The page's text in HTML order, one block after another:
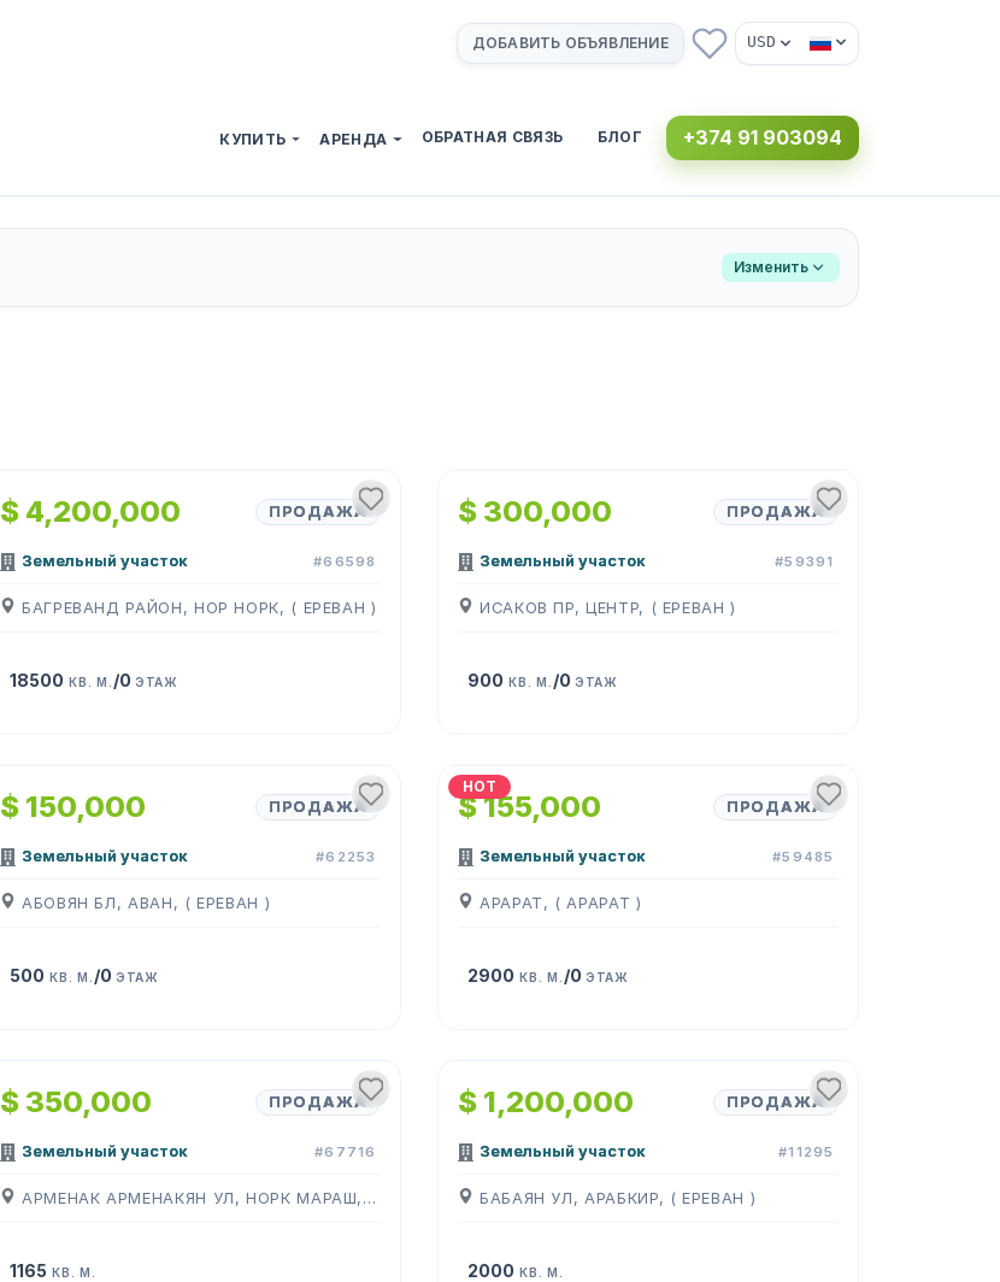
ДОБАВИТЬ ОБЪЯВЛЕНИЕ USD
КУПИТЬ АРЕНДА ОБРАТНАЯ СВЯЗЬ БЛОГ +374 91 903094
Изменить
$ 4,200,000 ПРОДАЖА
Земельный участок #66598
БАГРЕВАНД РАЙОН, НОР НОРК, ( ЕРЕВАН )
18500 КВ. М. /0 ЭТАЖ
$ 300,000 ПРОДАЖА
Земельный участок #59391
ИСАКОВ ПР, ЦЕНТР, ( ЕРЕВАН )
900 КВ. М. /0 ЭТАЖ
$ 150,000 ПРОДАЖА
Земельный участок #62253
АБОВЯН БЛ, АВАН, ( ЕРЕВАН )
500 КВ. М. /0 ЭТАЖ
HOT
$ 155,000 ПРОДАЖА
Земельный участок #59485
АРАРАТ, ( АРАРАТ )
2900 КВ. М. /0 ЭТАЖ
$ 350,000 ПРОДАЖА
Земельный участок #67716
АРМЕНАК АРМЕНАКЯН УЛ, НОРК МАРАШ, ( ЕРЕВАН )
1165 КВ. М.
$ 1,200,000 ПРОДАЖА
Земельный участок #11295
БАБАЯН УЛ, АРАБКИР, ( ЕРЕВАН )
2000 КВ. М.